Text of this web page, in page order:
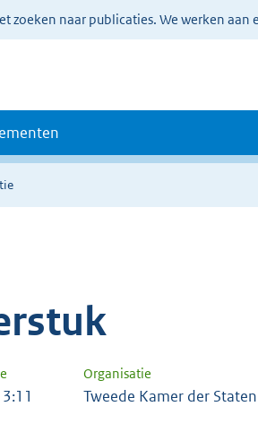
zoeken naar publicaties. We werken aan
Organisatie
Tweede Kamer der